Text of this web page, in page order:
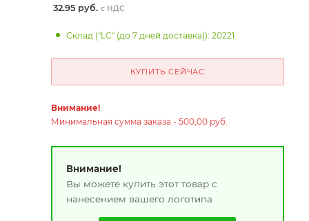
32.95 руб. с НДС
Склад ("LC" (до 7 дней доставка)): 20221
КУПИТЬ СЕЙЧАС
Внимание!
Минимальная сумма заказа - 500,00 руб.
Внимание!
Вы можете купить этот товар с
нанесением вашего логотипа